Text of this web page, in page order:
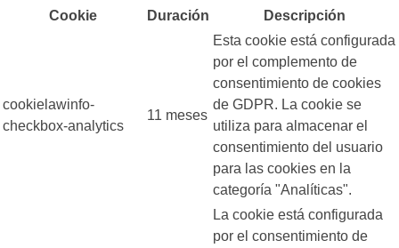
Cookie
Duración Descripción
cookielawinfo-
checkbox-analytics
11 meses
Esta cookie está configurada
por el complemento de
consentimiento de cookies
de GDPR. La cookie se
utiliza para almacenar el
consentimiento del usuario
para las cookies en la
categoría "Analíticas".
La cookie está configurada
por el consentimiento de